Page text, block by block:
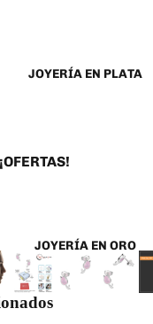
JOYERÍA EN PLATA
¡OFERTAS!
CADENAS Y COLLARES
DIJES Y MEDALLAS
ESCLAVAS
JOYERÍA EN ORO